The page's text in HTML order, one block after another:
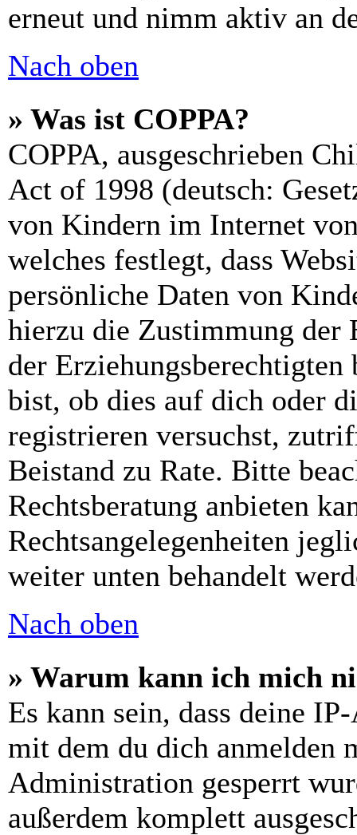
erneut und nimm aktiv an
Nach oben
» Was ist COPPA?
COPPA, ausgeschrieben
Act of 1998 (deutsch:
von Kindern im Internet
welches festlegt, dass
persönliche Daten von
hierzu die Zustimmung der
der
bist, ob dies auf dich oder
registrieren versuchst,
Beistand zu Rate. Bitte
Rechtsberatung anbieten
Rechtsangelegenheiten
weiter unten behandelt
Nach oben
» Warum kann ich mich
Es kann sein, dass deine
mit dem du dich anmelden
Administration gesperrt
außerdem komplett